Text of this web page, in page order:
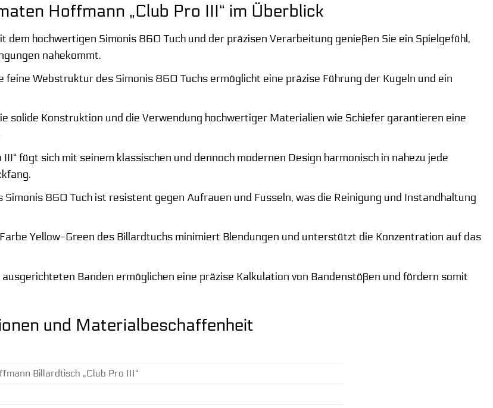
Hoffmann „Club Pro III“ im Überblick
dem hochwertigen Simonis 860 Tuch und der präzisen Verarbeitung genießen Sie ein Spielgefühl,
nahekommt.
feine Webstruktur des Simonis 860 Tuchs ermöglicht eine präzise Führung der Kugeln und ein
solide Konstruktion und die Verwendung hochwertiger Materialien wie Schiefer garantieren eine
III“ fügt sich mit seinem klassischen und dennoch modernen Design harmonisch in nahezu jede
Simonis 860 Tuch ist resistent gegen Aufrauen und Fusseln, was die Reinigung und Instandhaltung
Yellow-Green des Billardtuchs minimiert Blendungen und unterstützt die Konzentration auf das
Banden ermöglichen eine präzise Kalkulation von Bandenstößen und fördern somit
und Materialbeschaffenheit
Billardtisch „Club Pro III“